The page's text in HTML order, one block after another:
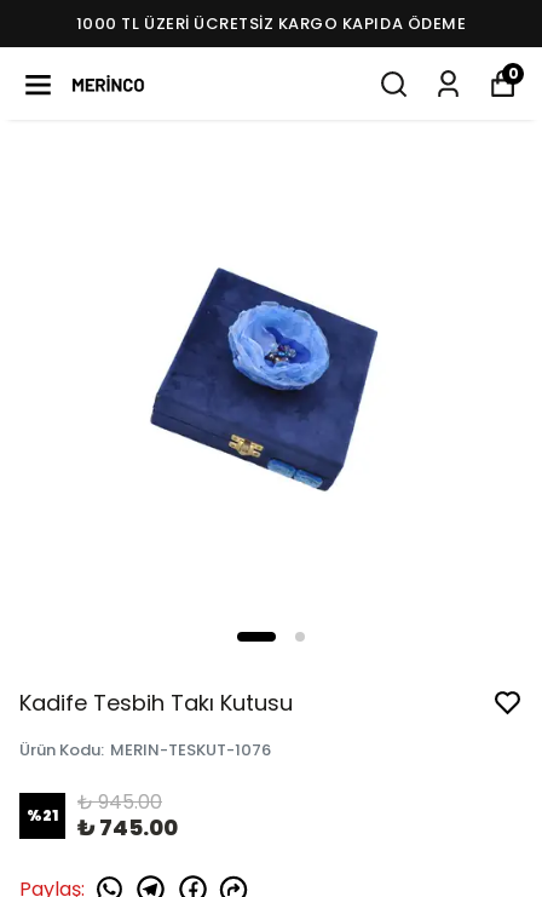
1000 TL ÜZERI ÜCRETSIZ KARGO KAPIDA ÖDEME
0
Kadife Tesbih Takı Kutusu
Ürün Kodu: MERIN-TESKUT-1076
%21 ₺ 945.00
₺ 745.00
Paylaş: